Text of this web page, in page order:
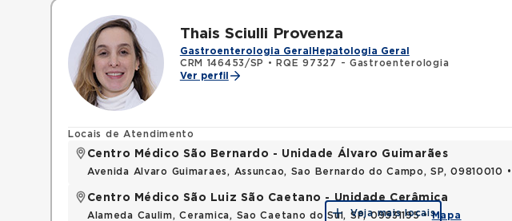
Thais Sciulli Provenza
Gastroenterologia Geral Hepatologia Geral
CRM 146453/SP
•
RQE 97327 - Gastroenterologia
Ver perfil
Locais de Atendimento
Centro Médico São Bernardo - Unidade Álvaro Guimarães
Avenida Alvaro Guimaraes, Assuncao, Sao Bernardo do Campo, SP, 09810010 •
Centro Médico São Luiz São Caetano - Unidade Cerâmica
Alameda Caulim, Ceramica, Sao Caetano do Sul, SP, 09531195 •Mapa
Veja mais locais